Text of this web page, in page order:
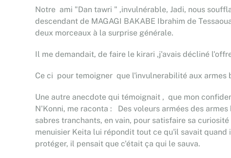
Notre ami "Dan tawri " ,invulnérable, Jadi, nous
descendant de MAGAGI BAKABE Ibrahim de
deux morceaux à la surprise générale.
Il me demandait, de faire le kirari ,j'avais décliné
Ce ci pour temoigner que l'invulnerabilité aux armes
Une autre anecdote qui témoignait , que mon
N'Konni, me raconta : Des voleurs armées des
sabres tranchants, en vain, pour satisfaire sa
menuisier Keita lui répondit tout ce qu'il savait
protéger, il pensait que c'était ça qui le sauva.